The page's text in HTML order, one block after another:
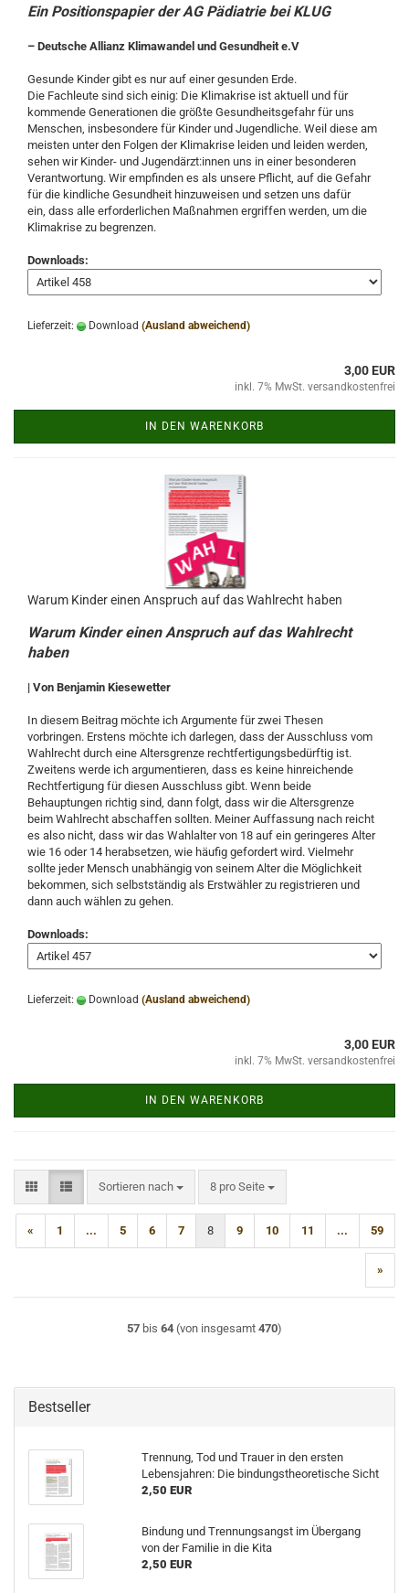
Ein Positionspapier der AG Pädiatrie bei KLUG
– Deutsche Allianz Klimawandel und Gesundheit e.V
Gesunde Kinder gibt es nur auf einer gesunden Erde.
Die Fachleute sind sich einig: Die Klimakrise ist aktuell und für
kommende Generationen die größte Gesundheitsgefahr für uns
Menschen, insbesondere für Kinder und Jugendliche. Weil diese am
meisten unter den Folgen der Klimakrise leiden und leiden werden,
sehen wir Kinder- und Jugendärzt:innen uns in einer besonderen
Verantwortung. Wir empfinden es als unsere Pflicht, auf die Gefahr
für die kindliche Gesundheit hinzuweisen und setzen uns dafür
ein, dass alle erforderlichen Maßnahmen ergriffen werden, um die
Klimakrise zu begrenzen.
Downloads:
Lieferzeit: Download (Ausland abweichend)
3,00 EUR
inkl. 7% MwSt. versandkostenfrei
IN DEN WARENKORB
Warum Kinder einen Anspruch auf das Wahlrecht haben
Warum Kinder einen Anspruch auf das Wahlrecht
haben
| Von Benjamin Kiesewetter
In diesem Beitrag möchte ich Argumente für zwei Thesen
vorbringen. Erstens möchte ich darlegen, dass der Ausschluss vom
Wahlrecht durch eine Altersgrenze rechtfertigungsbedürftig ist.
Zweitens werde ich argumentieren, dass es keine hinreichende
Rechtfertigung für diesen Ausschluss gibt. Wenn beide
Behauptungen richtig sind, dann folgt, dass wir die Altersgrenze
beim Wahlrecht abschaffen sollten. Meiner Auffassung nach reicht
es also nicht, dass wir das Wahlalter von 18 auf ein geringeres Alter
wie 16 oder 14 herabsetzen, wie häufig gefordert wird. Vielmehr
sollte jeder Mensch unabhängig von seinem Alter die Möglichkeit
bekommen, sich selbstständig als Erstwähler zu registrieren und
dann auch wählen zu gehen.
Downloads:
Lieferzeit: Download (Ausland abweichend)
3,00 EUR
inkl. 7% MwSt. versandkostenfrei
IN DEN WARENKORB
Sortieren nach
Sortieren nach 8 pro Seite
pro Seite
« 1 ... 5 6 7 8 9 10 11 ... 59
»
57 bis 64 (von insgesamt 470)
Bestseller
Trennung, Tod und Trauer in den ersten
Lebensjahren: Die bindungstheoretische Sicht
2,50 EUR
Bindung und Trennungsangst im Übergang
von der Familie in die Kita
2,50 EUR